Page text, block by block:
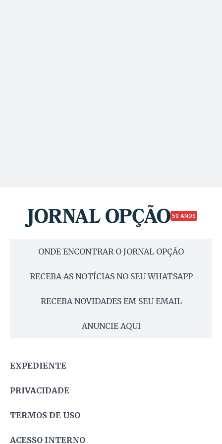
50 ANOS
ONDE ENCONTRAR O JORNAL OPÇÃO
RECEBA AS NOTÍCIAS NO SEU WHATSAPP
RECEBA NOVIDADES EM SEU EMAIL
ANUNCIE AQUI
EXPEDIENTE
PRIVACIDADE
TERMOS DE USO
ACESSO INTERNO